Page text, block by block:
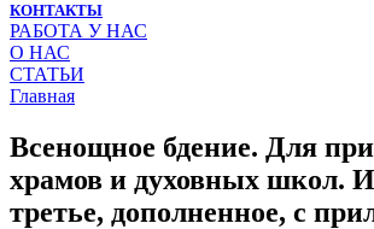
КОНТАКТЫ
РАБОТА У НАС
О НАС
СТАТЬИ
Главная
Всенощное бдение. Для
храмов и духовных школ.
третье, дополненное, с